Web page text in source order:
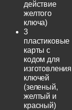
действие
желтого
ключа)
3
пластиковые
карты с
кодом для
изготовления
ключей
(зеленый,
желтый и
красный)